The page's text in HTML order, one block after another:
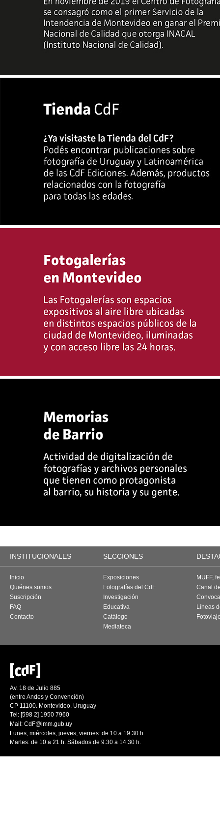
INSTITUCIONALES SECCIONES
Inicio
Quiénes somos
Suscripción
FAQ
Contacto
Exposiciones
Fotografías del CdF
Investigación
Educativa
Catálogo
Mediateca
MUFF,
Canal
Líneas
Av. 18 de Julio 885
(entre Andes y Convención)
CP 11100. Montevideo. Uruguay
Tel: [598 2] 1950 7960
Mail: CdF@imm.gub.uy
Lunes, miércoles, jueves, viernes: de 10 a 19.30 h.
Martes: de 10 a 21 h. Sábados de 9.30 a 14.30 h.